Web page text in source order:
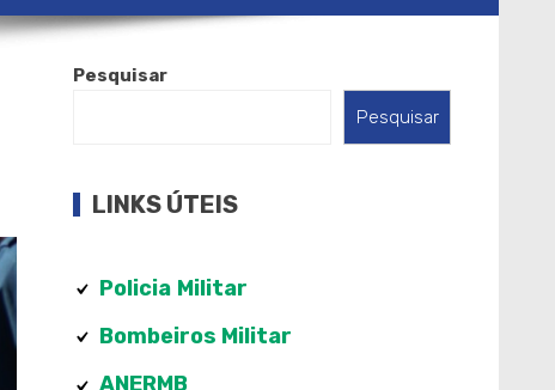
Pesquisar
Pesquisar
LINKS ÚTEIS
Policia Militar
Bombeiros Militar
ANERMB